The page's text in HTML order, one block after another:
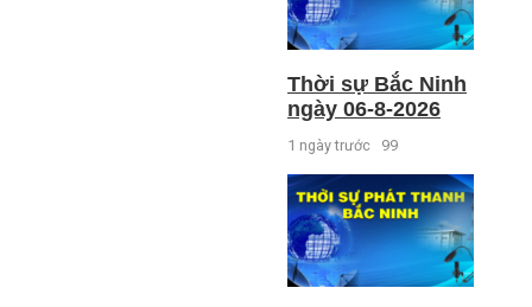
Thời sự Bắc Ninh
ngày 06-8-2026
1 ngày trước 99